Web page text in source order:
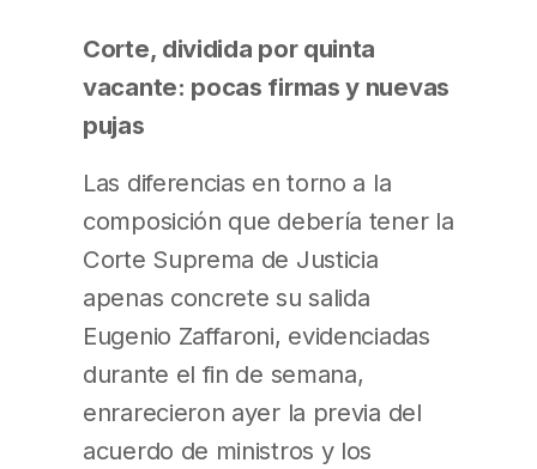
Corte, dividida por quinta
vacante: pocas firmas y nuevas
pujas
Las diferencias en torno a la
composición que debería tener la
Corte Suprema de Justicia
apenas concrete su salida
Eugenio Zaffaroni, evidenciadas
durante el fin de semana,
enrarecieron ayer la previa del
acuerdo de ministros y los